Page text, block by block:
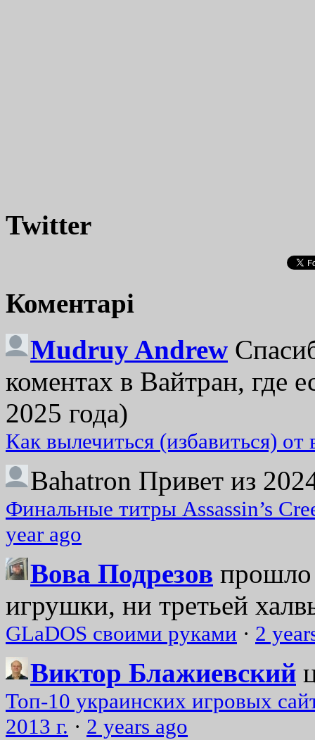
Twitter
Коментарі
Mudruy Andrew
коментах в Вайтран, где
2025 года)
Как вылечиться (избавиться)
Bahatron Привет из
Финальные титры Assassin’s
year ago
Вова Подрезов прошло
игрушки, ни третьей
GLaDOS своими руками · 2
Виктор Блажиевский
Топ-10 украинских игровых
2013 г. · 2 years ago